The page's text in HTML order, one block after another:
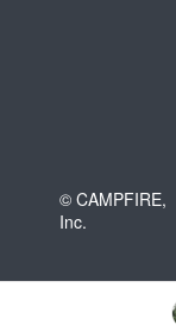
© CAMPFIRE,
Inc.